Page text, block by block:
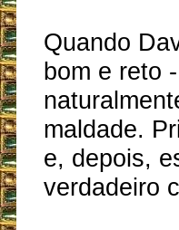
Quando
bom e reto
maldade.
e, depois,
verdadeiro